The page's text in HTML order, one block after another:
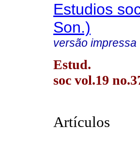
Estudios
Son.)
versão impressa
Estud.
soc vol.19
Artículos